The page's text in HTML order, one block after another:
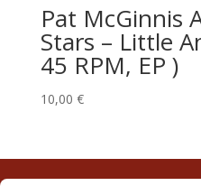
Pat McGinnis
Stars – Little
45 RPM, EP )
10,00 €